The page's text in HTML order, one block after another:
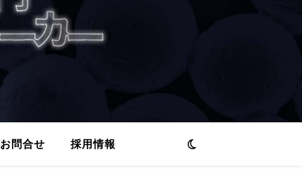
お問合せ 採用情報